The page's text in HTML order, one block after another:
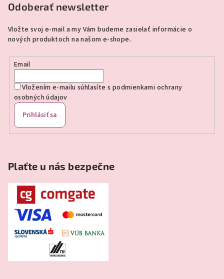
Odoberať newsletter
Vložte svoj e-mail a my Vám budeme zasielať informácie o
nových produktoch na našom e-shope.
Email
Vložením e-mailu súhlasíte s podmienkami ochrany
osobných údajov
Prihlásiť sa
Plaťte u nás bezpečne